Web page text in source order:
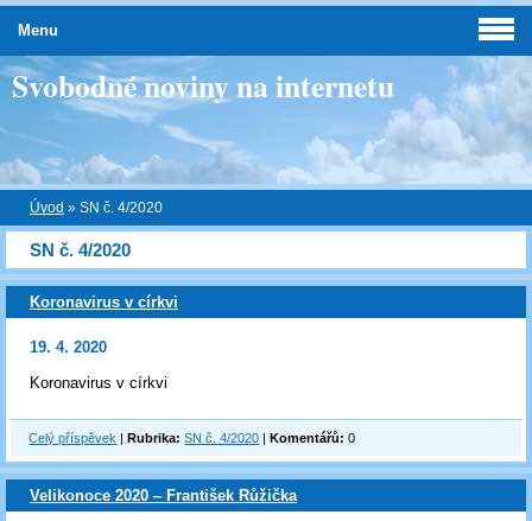
Svobodné noviny na internetu
Úvod » SN č. 4/2020
SN č. 4/2020
Koronavirus v církvi
19. 4. 2020
Koronavirus v církvi
Celý příspěvek |Rubrika: SN č. 4/2020 |Komentářů: 0
Velikonoce 2020 ‒ František Růžička
Menu